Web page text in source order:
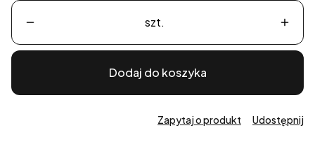
szt.
Dodaj do koszyka
Zapytaj o produkt Udostępnij